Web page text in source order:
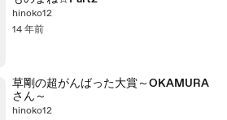
hinoko12
14 年前
草剛の超がんばった大賞～OKAMURA
さん～
hinoko12